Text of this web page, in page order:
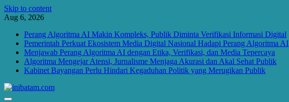
Skip to content
Aug 6, 2026
Perang Algoritma AI Makin Kompleks, Publik Diminta Verifikasi Informasi Digital
Pemerintah Perkuat Ekosistem Media Digital Nasional Hadapi Perang Algoritma AI
Menjawab Perang Algoritma AI dengan Etika, Verifikasi, dan Media Tepercaya
Algoritma Mengejar Atensi, Jurnalisme Menjaga Akurasi dan Akal Sehat Publik
Kabinet Bayangan Perlu Hindari Kegaduhan Politik yang Merugikan Publik